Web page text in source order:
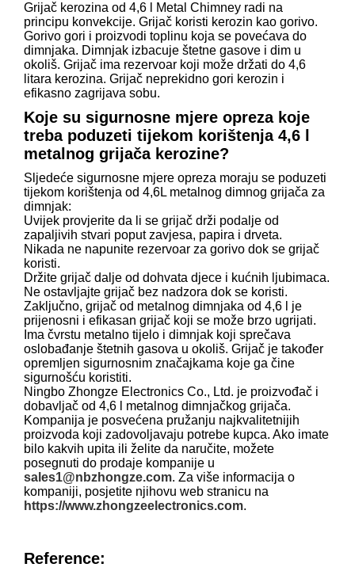
Grijač kerozina od 4,6 l Metal Chimney radi na
principu konvekcije. Grijač koristi kerozin kao gorivo.
Gorivo gori i proizvodi toplinu koja se povećava do
dimnjaka. Dimnjak izbacuje štetne gasove i dim u
okoliš. Grijač ima rezervoar koji može držati do 4,6
litara kerozina. Grijač neprekidno gori kerozin i
efikasno zagrijava sobu.
Koje su sigurnosne mjere opreza koje
treba poduzeti tijekom korištenja 4,6 l
metalnog grijača kerozine?
Sljedeće sigurnosne mjere opreza moraju se poduzeti
tijekom korištenja od 4,6L metalnog dimnog grijača za
dimnjak:
Uvijek provjerite da li se grijač drži podalje od
zapaljivih stvari poput zavjesa, papira i drveta.
Nikada ne napunite rezervoar za gorivo dok se grijač
koristi.
Držite grijač dalje od dohvata djece i kućnih ljubimaca.
Ne ostavljajte grijač bez nadzora dok se koristi.
Zaključno, grijač od metalnog dimnjaka od 4,6 l je
prijenosni i efikasan grijač koji se može brzo ugrijati.
Ima čvrstu metalno tijelo i dimnjak koji sprečava
oslobađanje štetnih gasova u okoliš. Grijač je također
opremljen sigurnosnim značajkama koje ga čine
sigurnošću koristiti.
Ningbo Zhongze Electronics Co., Ltd. je proizvođač i
dobavljač od 4,6 l metalnog dimnjačkog grijača.
Kompanija je posvećena pružanju najkvalitetnijih
proizvoda koji zadovoljavaju potrebe kupca. Ako imate
bilo kakvih upita ili želite da naručite, možete
posegnuti do prodaje kompanije u
sales1@nbzhongze.com. Za više informacija o
kompaniji, posjetite njihovu web stranicu na
https://www.zhongzeelectronics.com.
Reference: